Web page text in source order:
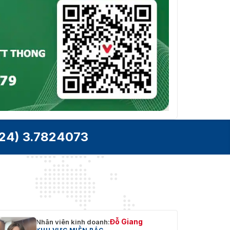
3.7824073
Nhân viên kinh doanh:Đỗ Giang